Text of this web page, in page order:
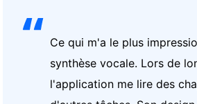
Ce qui m'a le plus
synthèse vocale. Lors de
l'application me lire des